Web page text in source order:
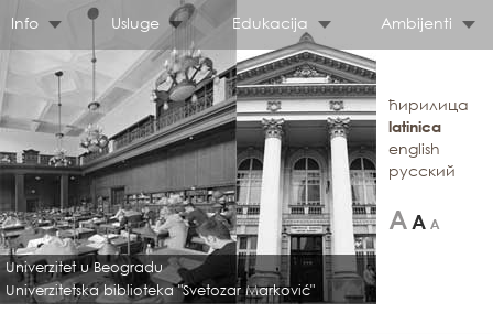
Info Usluge Edukacija Ambijenti
Univerzitet u Beogradu
Univerzitetska biblioteka "Svetozar Marković"
ћирилица
latinica
english
русский